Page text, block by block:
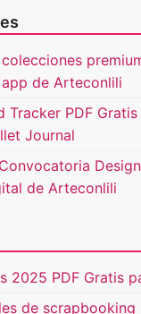
de Arteconlili
Tracker PDF
Journal
de Arteconlili
2025 PDF Gratis
de scrapbooking